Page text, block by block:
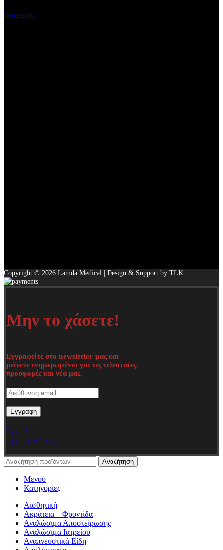
Instagram
Copyright © 2026 Lamda Medical | Design & Support by TLK
Μην το χάσετε!
Εγγραφείτε στο newsletter μας και
μείνετε ενημερωμένοι για τις τελευταίες
προσφορές και νέα μας.
Όροι &
Προϋποθέσεις
Αναζήτηση
Μενού
Κατηγορίες
Αισθητική
Ακράτεια – Φροντίδα
Αναλώσιμα Αποστείρωσης
Αναλώσιμα Ιατρείου
Αναπνευστικά Είδη